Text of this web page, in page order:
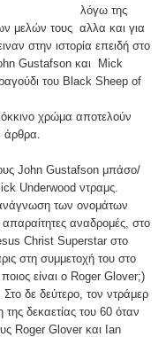
λόγω της
μελών τους αλλα και για
στην ιστορία επειδή στο
Gustafson και Mick
του Black Sheep of
χρώμα αποτελούν
άρθρα.
John Gustafson μπάσο/
Underwood ντραμς.
των ονομάτων
αναδρομές, στο
Christ Superstar στο
στη συμμετοχή του στο
είναι ο Roger Glover;)
δε δεύτερο, τον ντράμερ
δεκαετίας του 60 όταν
Roger Glover και Ian